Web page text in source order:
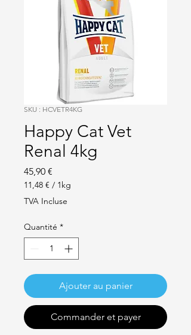
SKU : HCVETR4KG
Happy Cat Vet
Renal 4kg
45,90 €
11,48 € / 1kg
11,48 €
pour
Kilogramme
TVA Incluse
Quantité *
Ajouter au panier
Commander et payer